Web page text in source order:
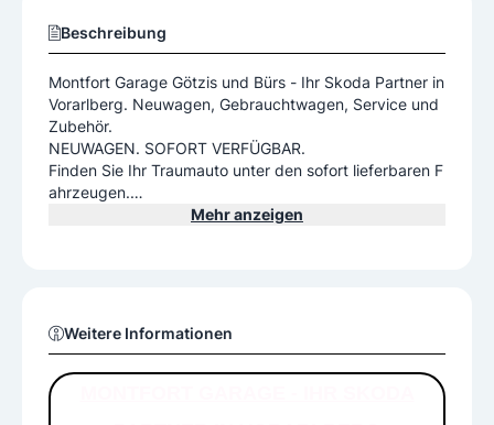
Beschreibung
Montfort Garage Götzis und Bürs - Ihr Skoda Partner in
Vorarlberg. Neuwagen, Gebrauchtwagen, Service und
Zubehör.
NEUWAGEN. SOFORT VERFÜGBAR.
Finden Sie Ihr Traumauto unter den sofort lieferbaren F
ahrzeugen.
DAS WELTAUTO – GEBRAUCHTWAGEN IN BESTER QU
Mehr anzeigen
Weitere Informationen